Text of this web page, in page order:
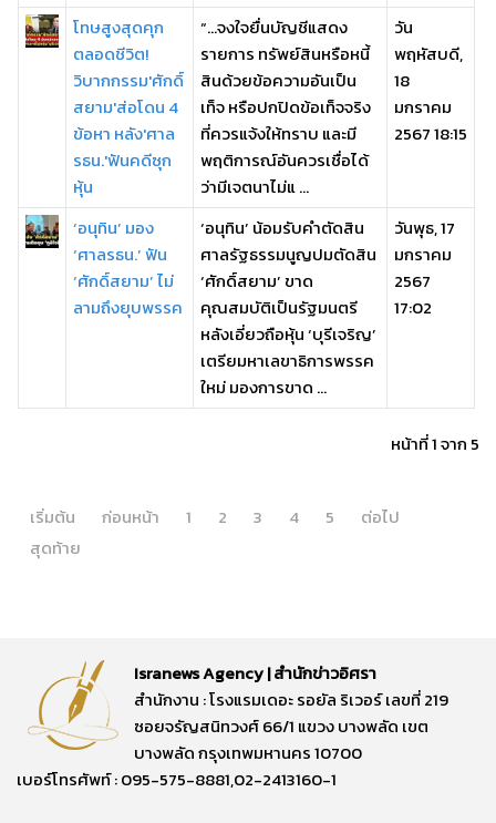
โทษสูงสุดคุก
ตลอดชีวิต!
วิบากกรรม'ศักดิ์
สยาม'ส่อโดน 4
ข้อหา หลัง'ศาล
รธน.'ฟันคดีซุก
หุ้น
“…จงใจยื่นบัญชีแสดง
รายการ ทรัพย์สินหรือหนี้
สินด้วยข้อความอันเป็น
เท็จ หรือปกปิดข้อเท็จจริง
ที่ควรแจ้งให้ทราบ และมี
พฤติการณ์อันควรเชื่อได้
ว่ามีเจตนาไม่แ ...
วัน
พฤหัสบดี,
18
มกราคม
2567 18:15
‘อนุทิน’ มอง
‘ศาลรธน.’ ฟัน
‘ศักดิ์สยาม’ ไม่
ลามถึงยุบพรรค
‘อนุทิน’ น้อมรับคำตัดสิน
ศาลรัฐธรรมนูญปมตัดสิน
‘ศักดิ์สยาม’ ขาด
คุณสมบัติเป็นรัฐมนตรี
หลังเอี่ยวถือหุ้น ‘บุรีเจริญ’
เตรียมหาเลขาธิการพรรค
ใหม่ มองการขาด ...
วันพุธ, 17
มกราคม
2567
17:02
หน้าที่ 1 จาก 5
เริ่มต้น ก่อนหน้า 1 2 3 4 5
ต่อไป
สุดท้าย
Isranews Agency | สำนักข่าวอิศรา
สำนักงาน : โรงแรมเดอะ รอยัล ริเวอร์ เลขที่ 219
ซอยจรัญสนิทวงศ์ 66/1 แขวง บางพลัด เขต
บางพลัด กรุงเทพมหานคร 10700
เบอร์โทรศัพท์ : 095-575-8881,02-2413160-1